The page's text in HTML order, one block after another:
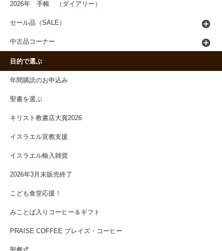
2026年 手帳 （ダイアリー）
セール品（SALE）
中古品コーナー
目的で選ぶ
年間購読のお申込み
聖書を選ぶ
キリスト教書店大賞2026
イスラエル宣教支援
イスラエル輸入雑貨
2026年3月末販売終了
こども食堂応援！
みことば入りコーヒー＆ギフト
PRAISE COFFEE プレイズ・コーヒー